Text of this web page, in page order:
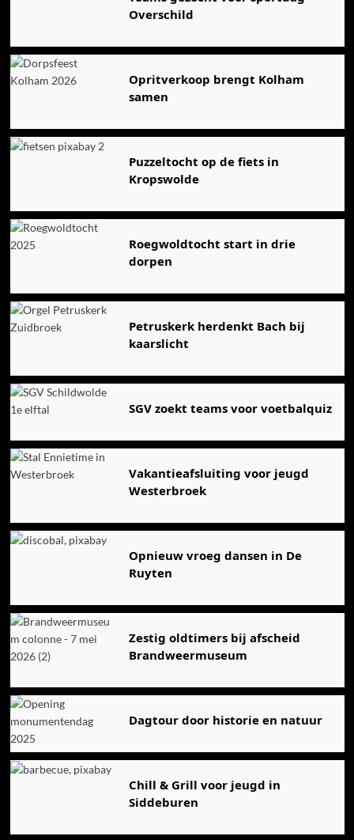
Overschild
Opritverkoop brengt Kolham
samen
Puzzeltocht op de fiets in
Kropswolde
Roegwoldtocht start in drie
dorpen
Petruskerk herdenkt Bach bij
kaarslicht
SGV zoekt teams voor voetbalquiz
Vakantieafsluiting voor jeugd
Westerbroek
Opnieuw vroeg dansen in De
Ruyten
Zestig oldtimers bij afscheid
Brandweermuseum
Dagtour door historie en natuur
Chill & Grill voor jeugd in
Siddeburen